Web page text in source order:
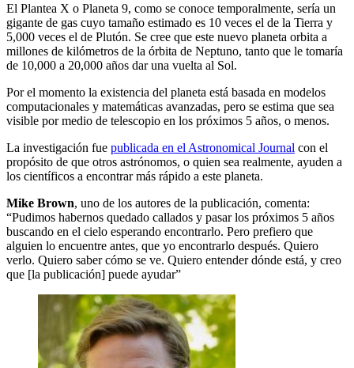
El Plantea X o Planeta 9, como se conoce temporalmente, sería un
gigante de gas cuyo tamaño estimado es 10 veces el de la Tierra y
5,000 veces el de Plutón. Se cree que este nuevo planeta orbita a
millones de kilómetros de la órbita de Neptuno, tanto que le tomaría
de 10,000 a 20,000 años dar una vuelta al Sol.
Por el momento la existencia del planeta está basada en modelos
computacionales y matemáticas avanzadas, pero se estima que sea
visible por medio de telescopio en los próximos 5 años, o menos.
La investigación fue publicada en el Astronomical Journal con el
propósito de que otros astrónomos, o quien sea realmente, ayuden a
los científicos a encontrar más rápido a este planeta.
Mike Brown, uno de los autores de la publicación, comenta:
“Pudimos habernos quedado callados y pasar los próximos 5 años
buscando en el cielo esperando encontrarlo. Pero prefiero que
alguien lo encuentre antes, que yo encontrarlo después. Quiero
verlo. Quiero saber cómo se ve. Quiero entender dónde está, y creo
que [la publicación] puede ayudar”